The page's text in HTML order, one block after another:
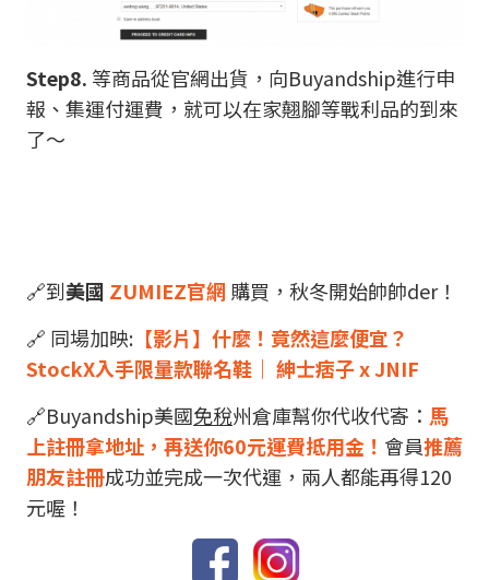
Step8. 等商品從官網出貨，向Buyandship進行申
報、集運付運費，就可以在家翹腳等戰利品的到來
了～
🔗到美國 ZUMIEZ官網 購買，秋冬開始帥帥der！
🔗 同場加映: 【影片】什麼！竟然這麼便宜？
StockX入手限量款聯名鞋｜ 紳士痞子 x JNIF
🔗Buyandship美國免稅州倉庫幫你代收代寄： 馬
上註冊拿地址，再送你60元運費抵用金！ 會員推薦
朋友註冊成功並完成一次代運，兩人都能再得120
元喔！